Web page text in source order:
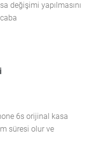
değişimi yapılmasını
6s orijinal kasa
süresi olur ve